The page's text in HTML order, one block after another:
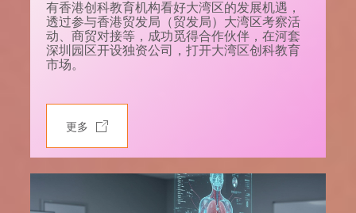
有香港创科教育机构看好大湾区的发展机遇，
透过参与香港贸发局（贸发局）大湾区考察活
动、商贸对接等，成功觅得合作伙伴，在河套
深圳园区开设独资公司，打开大湾区创科教育
市场。
更多